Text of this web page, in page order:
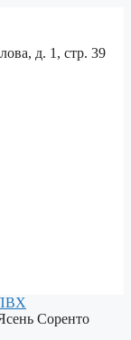
д. 1, стр. 39
Соренто